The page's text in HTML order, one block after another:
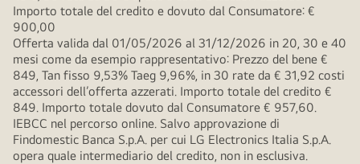
Importo totale del credito e dovuto dal Consumatore: €
900,00
Offerta valida dal 01/05/2026 al 31/12/2026 in 20, 30 e 40
mesi come da esempio rappresentativo: Prezzo del bene €
849, Tan fisso 9,53% Taeg 9,96%, in 30 rate da € 31,92 costi
accessori dell’offerta azzerati. Importo totale del credito €
849. Importo totale dovuto dal Consumatore € 957,60.
IEBCC nel percorso online. Salvo approvazione di
Findomestic Banca S.p.A. per cui LG Electronics Italia S.p.A.
opera quale intermediario del credito, non in esclusiva.